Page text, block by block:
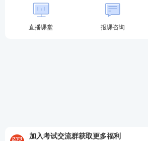
交材料;部分经国家批准实施本科学
受省级教育行政部门行文委托，可
直播课堂 报课咨询
加入考试交流群获取更多福利